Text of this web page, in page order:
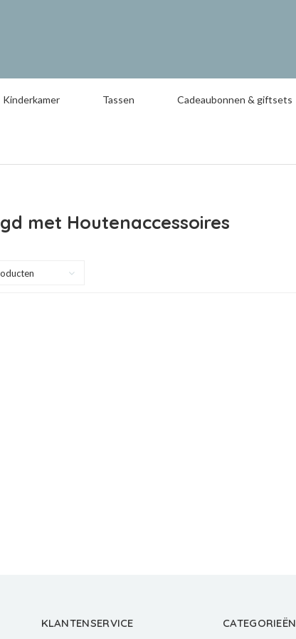
Kinderkamer Tassen Cadeaubonnen & giftsets
met Houtenaccessoires
KLANTENSERVICE CATEGORIEËN